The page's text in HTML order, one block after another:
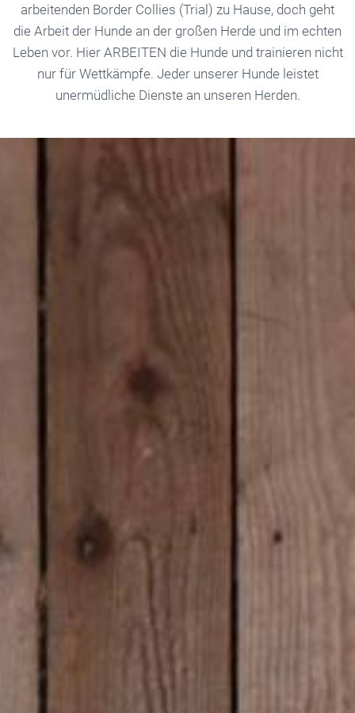
arbeitenden Border Collies (Trial) zu Hause, doch geht
die Arbeit der Hunde an der großen Herde und im echten
Leben vor. Hier ARBEITEN die Hunde und trainieren nicht
nur für Wettkämpfe. Jeder unserer Hunde leistet
unermüdliche Dienste an unseren Herden.